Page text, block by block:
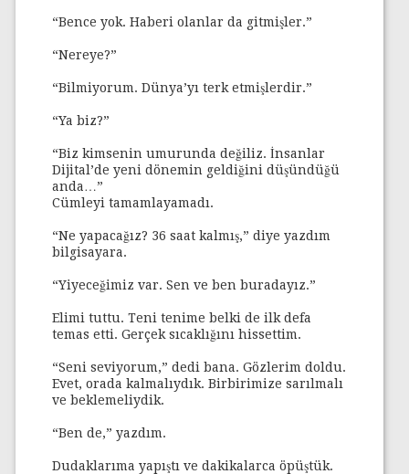
“Bence yok. Haberi olanlar da gitmişler.”
“Nereye?”
“Bilmiyorum. Dünya’yı terk etmişlerdir.”
“Ya biz?”
“Biz kimsenin umurunda değiliz. İnsanlar
Dijital’de yeni dönemin geldiğini düşündüğü
anda…”
Cümleyi tamamlayamadı.
“Ne yapacağız? 36 saat kalmış,” diye yazdım
bilgisayara.
“Yiyeceğimiz var. Sen ve ben buradayız.”
Elimi tuttu. Teni tenime belki de ilk defa
temas etti. Gerçek sıcaklığını hissettim.
“Seni seviyorum,” dedi bana. Gözlerim doldu.
Evet, orada kalmalıydık. Birbirimize sarılmalı
ve beklemeliydik.
“Ben de,” yazdım.
Dudaklarıma yapıştı ve dakikalarca öpüştük.